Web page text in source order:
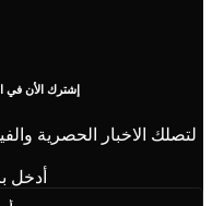
إشترك الأن في القائمة
الحصرية والفيديوهات
أدخل بريدك